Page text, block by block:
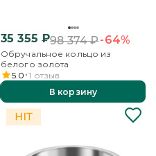
35 355 ₽98 374₽-64%
Обручальное кольцо из
белого золота
5.0 1 отзыв
В корзину